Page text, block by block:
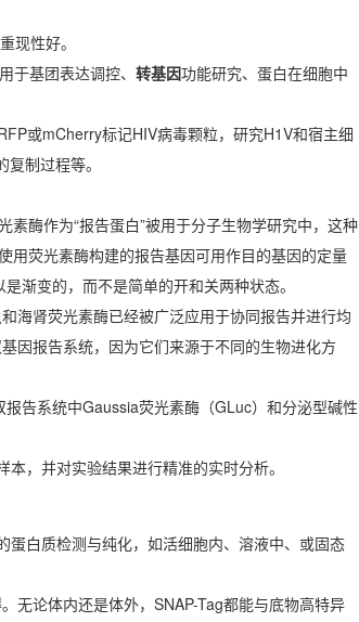
现性好。
基团表达调控、 转基因功能研究、蛋白在细胞中
或mCherry标记HIV病毒颗粒，研究H1V和宿主细
制过程等。
酶作为“报告蛋白”被用于分子生物学研究中，这种
用荧光素酶构建的报告基因可用作目的基因的定量
渐变的，而不是简单的开和关两种状态。
海肾荧光素酶已经被广泛应用于协同报告并进行均
因报告系统，因为它们来源于不同的生物进化方
告系统中Gaussia荧光素酶（GLuc）和分泌型碱性
，并对实验结果进行精准的实时分析。
蛋白质检测与纯化，如活细胞内、溶液中、或固态
无论体内还是体外，SNAP-Tag都能与底物高特异